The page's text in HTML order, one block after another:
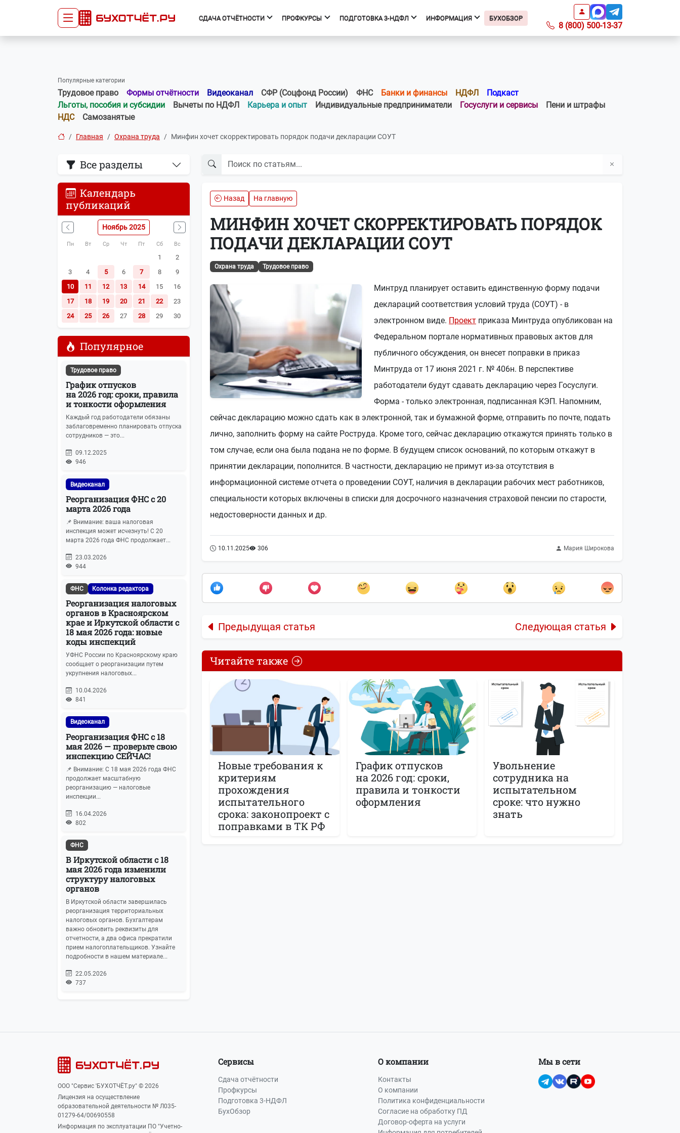
СДАЧА ОТЧЁТНОСТИ ПРОФКУРСЫ ПОДГОТОВКА 3-НДФЛ ИНФОРМАЦИЯ БУХОБЗОР
8 (800) 500-13-37
Главная
Сдать отчёт
Тарифы
Оплата
Сведения об образовательной
организации
Тарифы
Получить вычет
Образцы заявлений
Получить доверенность
Наша почта:info@buhot4et.ru
Позвоните нам по номерам:(495) 796-13-73или8 (800) 500-13-37
Популярные категории
Трудовое право Формы отчётности Видеоканал СФР (Соцфонд России) ФНС Банки и финансы НДФЛ
Подкаст
Льготы, пособия и субсидии
Вычеты по НДФЛ Карьера и опыт Индивидуальные предприниматели Госуслуги и сервисы
Пени и штрафы
НДС
Самозанятые
Главная Охрана труда Минфин хочет скорректировать порядок подачи декларации СОУТ
Все разделы
Календарь
публикаций
Ноябрь 2025
Пн Вт Ср Чт Пт Сб Вс
1
2
3
4 5 6 7 8
9
10
11 12 13 14 15
16
17
18 19 20 21 22
23
24
25 26 27 28 29 30
Популярное
Трудовое право
График отпусков
на 2026 год: сроки, правила
и тонкости оформления
Каждый год работодатели обязаны
заблаговременно планировать отпуска
сотрудников — это...
09.12.2025
946
Видеоканал
Реорганизация ФНС с 20
марта 2026 года
📌 Внимание: ваша налоговая
инспекция может исчезнуть! С 20
марта 2026 года ФНС продолжает...
23.03.2026
944
ФНС Колонка редактора
Реорганизация налоговых
органов в Красноярском
крае и Иркутской области с
18 мая 2026 года: новые
коды инспекций
УФНС России по Красноярскому краю
сообщает о реорганизации путем
укрупнения налоговых...
10.04.2026
841
Видеоканал
Реорганизация ФНС с 18
мая 2026 — проверьте свою
инспекцию СЕЙЧАС!
📌 Внимание: С 18 мая 2026 года ФНС
продолжает масштабную
реорганизацию — налоговые
инспекции...
16.04.2026
802
ФНС
В Иркутской области с 18
мая 2026 года изменили
структуру налоговых
органов
В Иркутской области завершилась
реорганизация территориальных
налоговых органов. Бухгалтерам
важно обновить реквизиты для
отчетности, а два офиса прекратили
прием налогоплательщиков. Узнайте
подробности в нашем материале...
22.05.2026
737
Назад На главную
МИНФИН ХОЧЕТ СКОРРЕКТИРОВАТЬ ПОРЯДОК
ПОДАЧИ ДЕКЛАРАЦИИ СОУТ
Охрана труда Трудовое право
Минтруд планирует оставить единственную форму подачи
деклараций соответствия условий труда (СОУТ) - в
электронном виде. Проект приказа Минтруда опубликован на
Федеральном портале нормативных правовых актов для
публичного обсуждения, он внесет поправки в приказ
Минтруда от 17 июня 2021 г. № 406н. В перспективе
работодатели будут сдавать декларацию через Госуслуги.
Форма - только электронная, подписанная КЭП. Напомним,
сейчас декларацию можно сдать как в электронной, так и бумажной форме, отправить по почте, подать
лично, заполнить форму на сайте Роструда. Кроме того, сейчас декларацию откажутся принять только в
том случае, если она была подана не по форме. В будущем список оснований, по которым откажут в
принятии декларации, пополнится. В частности, декларацию не примут из-за отсутствия в
информационной системе отчета о проведении СОУТ, наличия в декларации рабочих мест работников,
специальности которых включены в списки для досрочного назначения страховой пенсии по старости,
недостоверности данных и др.
10.11.2025 306 Мария Широкова
Предыдущая статья Следующая статья
Читайте также
Новые требования к
критериям
прохождения
испытательного
срока: законопроект с
поправками в ТК РФ
График отпусков
на 2026 год: сроки,
правила и тонкости
оформления
Увольнение
сотрудника на
испытательном
сроке: что нужно
знать
ООО "Сервис 'БУХОТЧЁТ.ру" © 2026
Лицензия на осуществление
образовательной деятельности № Л035-
01279-64/00690558
Информация по эксплуатации ПО "Учетно-
Сервисы
Сдача отчётности
Профкурсы
Подготовка 3-НДФЛ
БухОбзор
О компании
Контакты
О компании
Политика конфиденциальности
Согласие на обработку ПД
Договор-оферта на услуги
Мы в сети